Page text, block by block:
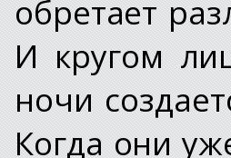
обретает
И кругом
ночи
Когда они